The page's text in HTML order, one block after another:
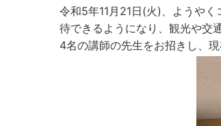
令和5年11月21日(火)、ようや
待できるようになり、観光や交
4名の講師の先生をお招きし、